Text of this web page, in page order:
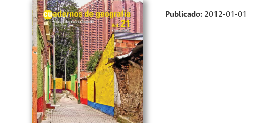
Publicado: 2012-01-01